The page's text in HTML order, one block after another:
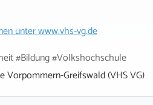
unterwww.vhs-vg.de
#Bildung #Volkshochschule
Vorpommern-Greifswald (VHS VG)